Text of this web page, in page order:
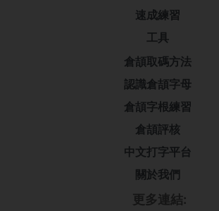
速成練習
工具
倉頡取碼方法
認識倉頡字母
倉頡字根練習
倉頡評核
中文打字平台
關於我們
更多連結: